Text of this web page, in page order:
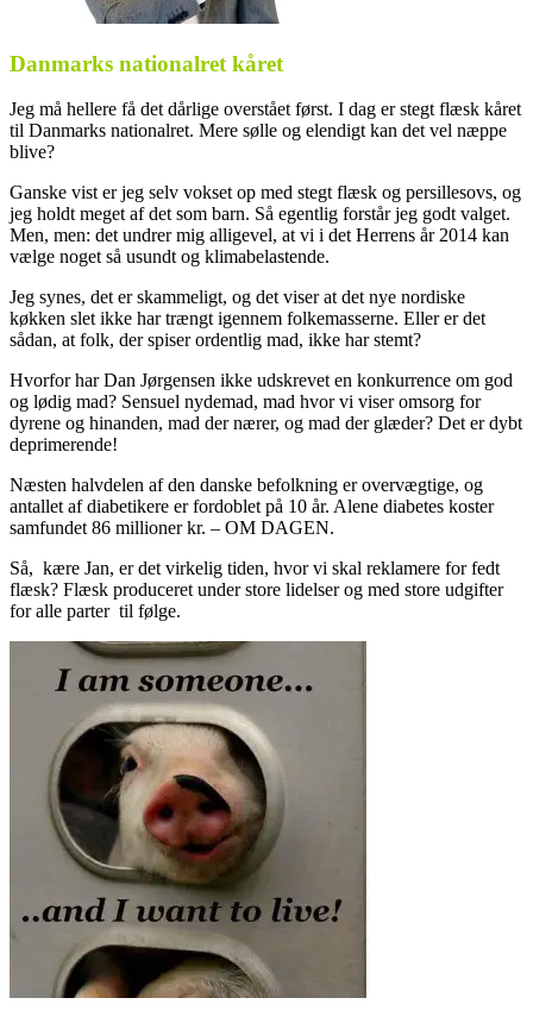
Danmarks nationalret kåret
Jeg må hellere få det dårlige overstået først. I dag er stegt flæsk kåret
til Danmarks nationalret. Mere sølle og elendigt kan det vel næppe
blive?
Ganske vist er jeg selv vokset op med stegt flæsk og persillesovs, og
jeg holdt meget af det som barn. Så egentlig forstår jeg godt valget.
Men, men: det undrer mig alligevel, at vi i det Herrens år 2014 kan
vælge noget så usundt og klimabelastende.
Jeg synes, det er skammeligt, og det viser at det nye nordiske
køkken slet ikke har trængt igennem folkemasserne. Eller er det
sådan, at folk, der spiser ordentlig mad, ikke har stemt?
Hvorfor har Dan Jørgensen ikke udskrevet en konkurrence om god
og lødig mad? Sensuel nydemad, mad hvor vi viser omsorg for
dyrene og hinanden, mad der nærer, og mad der glæder? Det er dybt
deprimerende!
Næsten halvdelen af den danske befolkning er overvægtige, og
antallet af diabetikere er fordoblet på 10 år. Alene diabetes koster
samfundet 86 millioner kr. – OM DAGEN.
Så, kære Jan, er det virkelig tiden, hvor vi skal reklamere for fedt
flæsk? Flæsk produceret under store lidelser og med store udgifter
for alle parter til følge.